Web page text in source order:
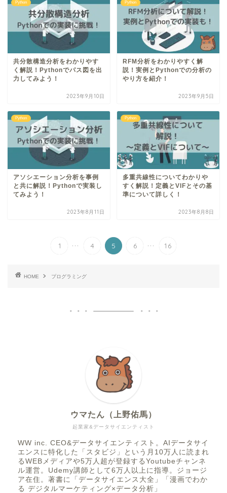
Python
共分散構造分析をわかりやす
く解説！Pythonでパス図を出
力してみよう！
2023年9月10日
Python
RFM分析をわかりやすく解
説！実例とPythonでの分析の
やり方を紹介！
2023年9月5日
Python
アソシエーション分析を事例
と共に解説！Pythonで実装し
てみよう！
2023年8月11日
Python
多重共線性についてわかりや
すく解説！定義とVIFとその基
準について詳しく！
2023年8月8日
1 ... 4 5 6 ... 16
HOME プログラミング
起業家&データサイエンティスト
ウマたん（上野佑馬）
WW inc. CEO&データサイエンティスト。AIデータサイ
エンスに特化した「スタビジ」という月10万人に読まれ
るWEBメディアや5万人超が登録するYoutubeチャンネ
ル運営。Udemy講師として6万人以上に指導。ジョージ
ア在住。著書に「データサイエンス大全」「漫画でわか
る デジタルマーケティング×データ分析」